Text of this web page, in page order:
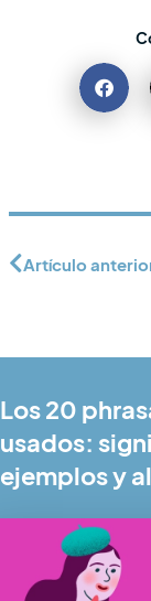
Artículo
Los 20
usados:
ejemplos y